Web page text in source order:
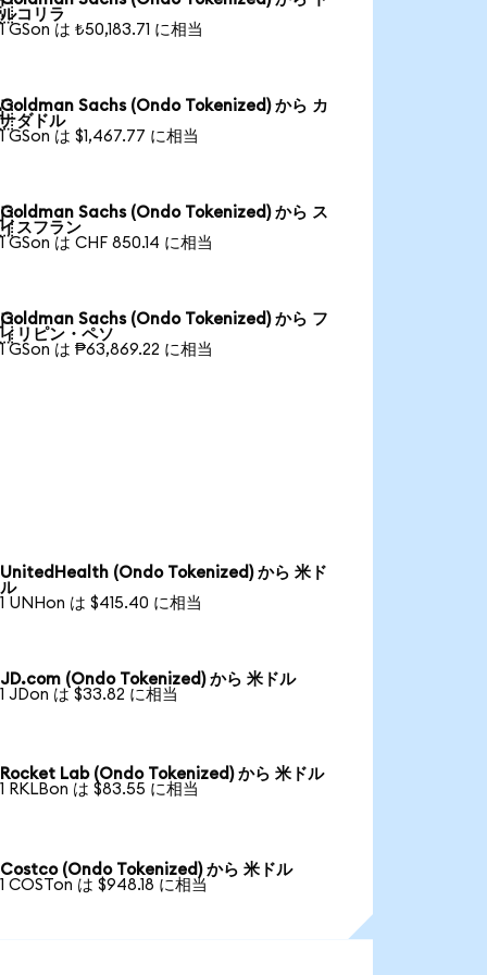
ルコリラ
1 GSon は ₺50,183.71 に相当
Goldman Sachs (Ondo Tokenized) から カ
ナダドル
1 GSon は $1,467.77 に相当
Goldman Sachs (Ondo Tokenized) から ス
イスフラン
1 GSon は CHF 850.14 に相当
Goldman Sachs (Ondo Tokenized) から フ
ィリピン・ペソ
1 GSon は ₱63,869.22 に相当
UnitedHealth (Ondo Tokenized) から 米ド
ル
1 UNHon は $415.40 に相当
JD.com (Ondo Tokenized) から 米ドル
1 JDon は $33.82 に相当
Rocket Lab (Ondo Tokenized) から 米ドル
1 RKLBon は $83.55 に相当
Costco (Ondo Tokenized) から 米ドル
1 COSTon は $948.18 に相当